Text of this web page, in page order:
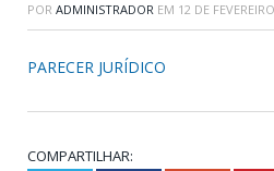
POR ADMINISTRADOR EM 12 DE
PARECER JURÍDICO
COMPARTILHAR: